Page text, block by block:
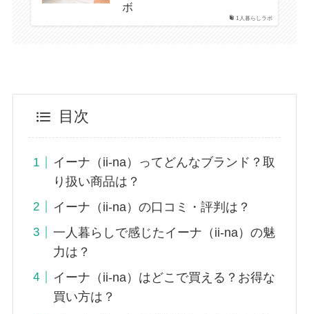
1人暮らしラボ
ボ
目次
イーナ（ii-na）ってどんなブランド？取
り扱い商品は？
イーナ（ii-na）の口コミ・評判は？
一人暮らしで感じたイーナ（ii-na）の魅
力は？
イーナ（ii-na）はどこで買える？お得な
買い方は？